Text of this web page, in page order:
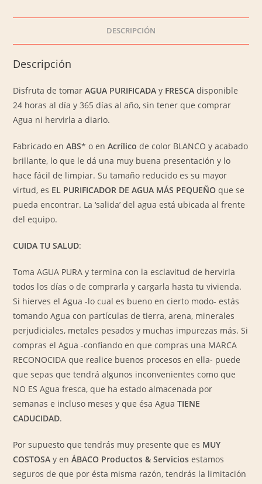
o
Salida
Frontal
Funciona
con
Ozono
DESCRIPCIÓN
Descripción
Disfruta de tomarAGUA PURIFICADA y FRESCA disponible
24 horas al día y 365 días al año, sin tener que comprar
Agua ni hervirla a diario.
Fabricado enABS* o enAcrílico de color BLANCO y acabado
brillante, lo que le dá una muy buena presentación y lo
hace fácil de limpiar. Su tamaño reducido es su mayor
virtud, es EL PURIFICADOR DE AGUA MÁS PEQUEÑO que se
pueda encontrar. La ‘salida’ del agua está ubicada al frente
del equipo.
CUIDA TU SALUD:
Toma AGUA PURA y termina con la esclavitud de hervirla
todos los días o de comprarla y cargarla hasta tu vivienda.
Si hierves el Agua -lo cual es bueno en cierto modo- estás
tomando Agua con partículas de tierra, arena, minerales
perjudiciales, metales pesados y muchas impurezas más. Si
compras el Agua -confiando en que compras una MARCA
RECONOCIDA que realice buenos procesos en ella- puede
que sepas que tendrá algunos inconvenientes como que
NO ES Agua fresca, que ha estado almacenada por
semanas e incluso meses y que ésa AguaTIENE
CADUCIDAD.
Por supuesto que tendrás muy presente que es MUY
COSTOSA y enÁBACO Productos & Servicios estamos
seguros de que por ésta misma razón, tendrás la limitación